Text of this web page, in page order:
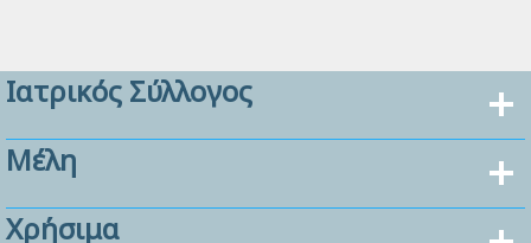
Ιατρικός Σύλλογος
Μέλη
Χρήσιμα